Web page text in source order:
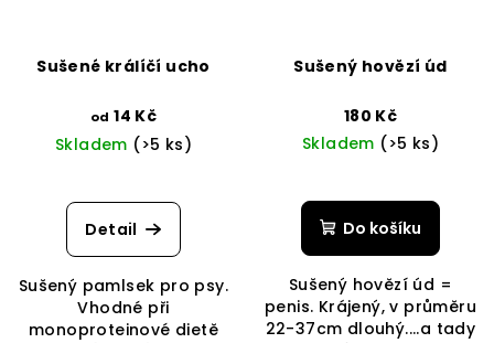
Sušené králíčí ucho
od 14 Kč
Skladem (>5 ks)
Detail
Sušený pamlsek pro psy.
Vhodné při
monoproteinové dietě
Sušený hovězí úd
180 Kč
Skladem (>5 ks)
Do košíku
Sušený hovězí úd =
penis. Krájený, v průměru
22-37cm dlouhý....a tady